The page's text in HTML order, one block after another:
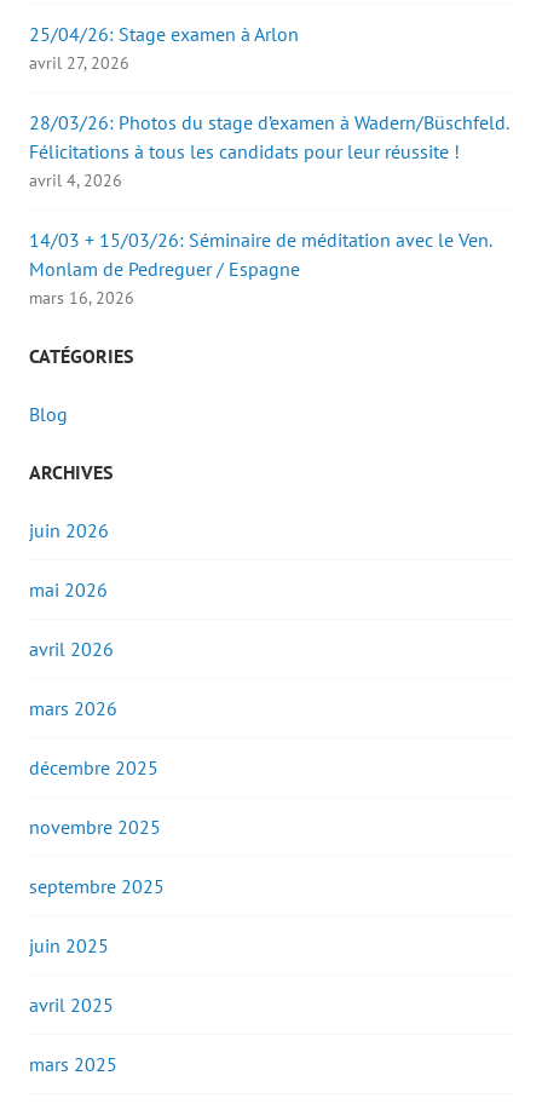
25/04/26: Stage examen à Arlon
avril 27, 2026
28/03/26: Photos du stage d’examen à Wadern/Büschfeld.
Félicitations à tous les candidats pour leur réussite !
avril 4, 2026
14/03 + 15/03/26: Séminaire de méditation avec le Ven.
Monlam de Pedreguer / Espagne
mars 16, 2026
CATÉGORIES
Blog
ARCHIVES
juin 2026
mai 2026
avril 2026
mars 2026
décembre 2025
novembre 2025
septembre 2025
juin 2025
avril 2025
mars 2025